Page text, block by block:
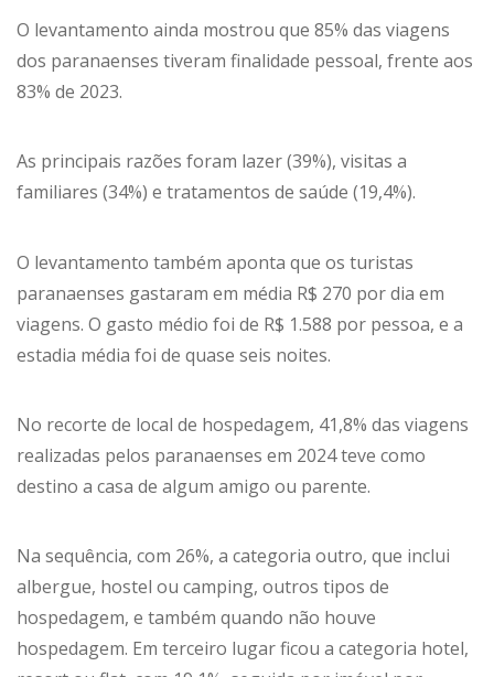
O levantamento ainda mostrou que 85% das viagens
dos paranaenses tiveram finalidade pessoal, frente aos
83% de 2023.
As principais razões foram lazer (39%), visitas a
familiares (34%) e tratamentos de saúde (19,4%).
O levantamento também aponta que os turistas
paranaenses gastaram em média R$ 270 por dia em
viagens. O gasto médio foi de R$ 1.588 por pessoa, e a
estadia média foi de quase seis noites.
No recorte de local de hospedagem, 41,8% das viagens
realizadas pelos paranaenses em 2024 teve como
destino a casa de algum amigo ou parente.
Na sequência, com 26%, a categoria outro, que inclui
albergue, hostel ou camping, outros tipos de
hospedagem, e também quando não houve
hospedagem. Em terceiro lugar ficou a categoria hotel,